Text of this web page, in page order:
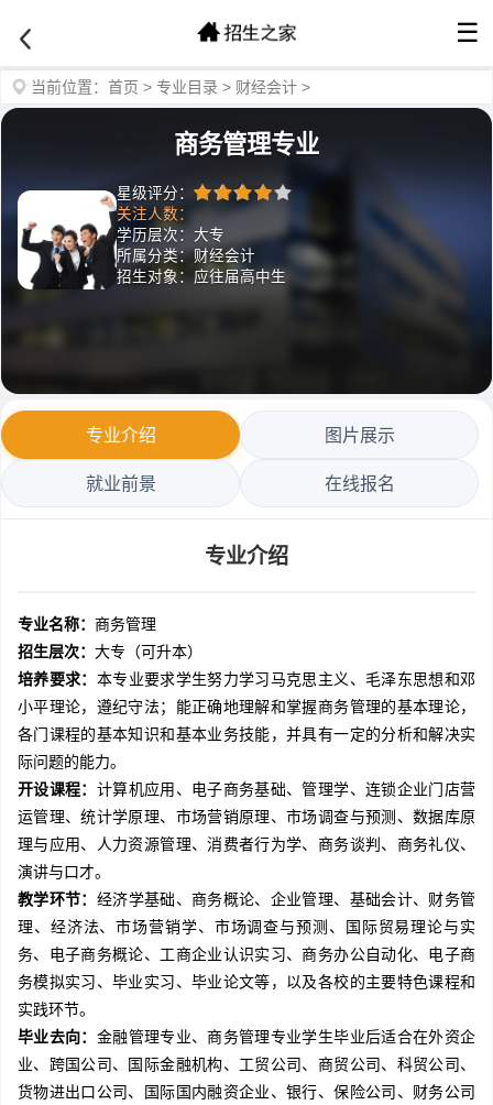
☰
当前位置： 首页 > 专业目录 > 财经会计 >
商务管理专业
星级评分：
关注人数：
学历层次：大专
所属分类：财经会计
招生对象：应往届高中生
专业介绍 图片展示
就业前景 在线报名
专业介绍
专业名称： 商务管理
招生层次： 大专（可升本）
培养要求： 本专业要求学生努力学习马克思主义、毛泽东思想和邓
小平理论，遵纪守法；能正确地理解和掌握商务管理的基本理论，
各门课程的基本知识和基本业务技能，并具有一定的分析和解决实
际问题的能力。
开设课程： 计算机应用、电子商务基础、管理学、连锁企业门店营
运管理、统计学原理、市场营销原理、市场调查与预测、数据库原
理与应用、人力资源管理、消费者行为学、商务谈判、商务礼仪、
演讲与口才。
教学环节： 经济学基础、商务概论、企业管理、基础会计、财务管
理、经济法、市场营销学、市场调查与预测、国际贸易理论与实
务、电子商务概论、工商企业认识实习、商务办公自动化、电子商
务模拟实习、毕业实习、毕业论文等，以及各校的主要特色课程和
实践环节。
毕业去向： 金融管理专业、商务管理专业学生毕业后适合在外资企
业、跨国公司、国际金融机构、工贸公司、商贸公司、科贸公司、
货物进出口公司、国际国内融资企业、银行、保险公司、财务公司